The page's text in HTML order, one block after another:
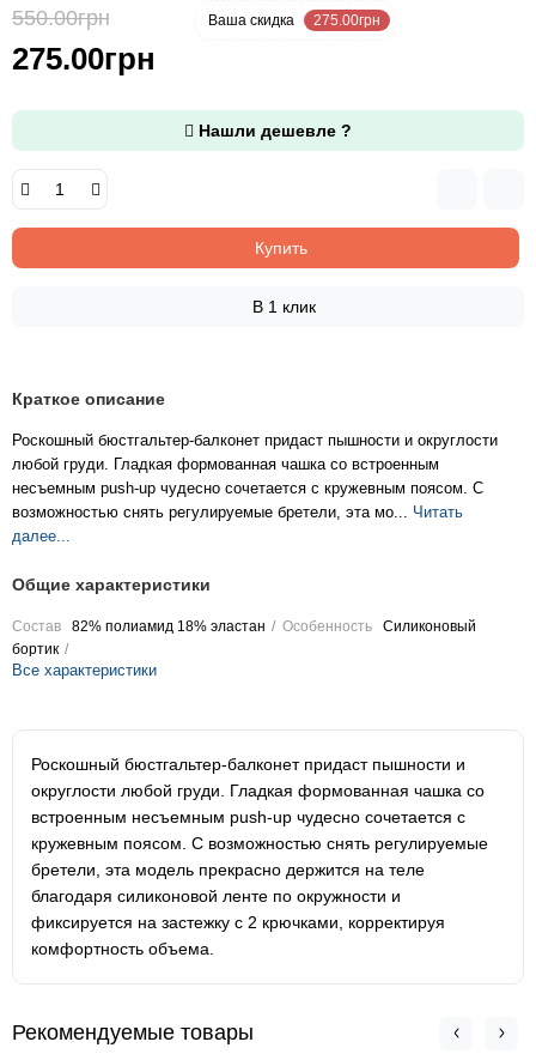
550.00грн Ваша cкидка 275.00грн
275.00грн
Нашли дешевле ?
Купить
В 1 клик
Краткое описание
Роскошный бюстгальтер-балконет придаст пышности и округлости
любой груди. Гладкая формованная чашка со встроенным
несъемным push-up чудесно сочетается с кружевным поясом. С
возможностью снять регулируемые бретели, эта мо... Читать
далее...
Общие характеристики
Состав 82% полиамид 18% эластан Особенность
Силиконовый
бортик
Все характеристики
Роскошный бюстгальтер-балконет придаст пышности и
округлости любой груди. Гладкая формованная чашка со
встроенным несъемным push-up чудесно сочетается с
кружевным поясом. С возможностью снять регулируемые
бретели, эта модель прекрасно держится на теле
благодаря силиконовой ленте по окружности и
фиксируется на застежку с 2 крючками, корректируя
комфортность объема.
Рекомендуемые товары